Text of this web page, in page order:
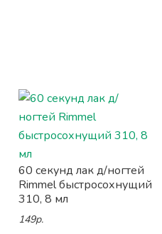
60 секунд лак д/ногтей
Rimmel быстросохнущий
310, 8 мл
149р.